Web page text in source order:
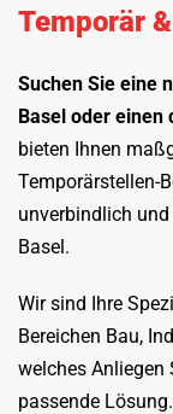
Temporär
Suchen Sie eine
Basel oder
bieten Ihnen
Temporärstellen-
unverbindlich
Basel.
Wir sind Ihre
Bereichen Bau,
welches Anliegen
passende